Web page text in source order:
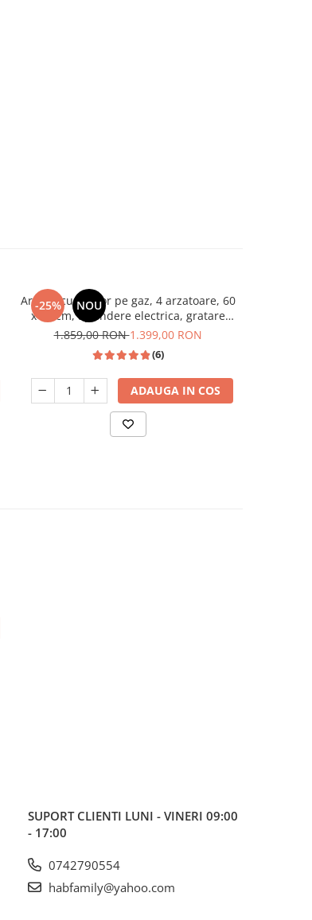
-25% NOU
Aragaz cu cuptor pe gaz, 4 arzatoare, 60
x 60 cm, aprindere electrica, gratare
fonta, timer, lumina, Samus
1.859,00 RON1.399,00 RON
(6)
ADAUGA IN COS
SUPORT CLIENTI LUNI - VINERI 09:00
- 17:00
0742790554
habfamily@yahoo.com